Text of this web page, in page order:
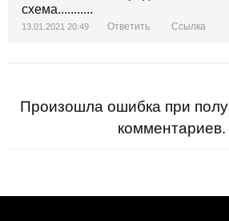
схема...........
13.01.2021 20:49 Ответить Ссылка
Произошла ошибка при
комментариев.